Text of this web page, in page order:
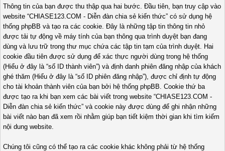
Thông tin của bạn được thu thập qua hai bước. Đầu tiên, bạn truy cập vào
website “CHIASE123.COM - Diễn đàn chia sẻ kiến thức” có sử dụng hệ
thống phpBB và tạo ra các cookie. Đây là những tập tin thông tin nhỏ
được tải tự động về máy tính của bạn thông qua trình duyệt bạn đang
dùng và lưu trữ trong thư mục chứa các tập tin tạm của trình duyệt. Hai
cookie đầu tiên được sử dụng để xác thực người dùng trong hệ thống
(Hiểu ở đây là “số ID thành viên”) và định danh phiên đăng nhập của khách
ghé thăm (Hiểu ở đây là “số ID phiên đăng nhập”), được chỉ định tự động
cho tài khoản thành viên của bạn bởi hệ thống phpBB. Cookie thứ ba
được tạo ra khi bạn xem các bài viết trong website “CHIASE123.COM -
Diễn đàn chia sẻ kiến thức” và cookie này được dùng để ghi nhận những
bài viết nào bạn đã xem rồi nhằm giúp bạn tiết kiệm thời gian khi tìm kiếm
nội dung website.
Chúng tôi cũng có thể tạo ra các cookie khác không phải từ hệ thống